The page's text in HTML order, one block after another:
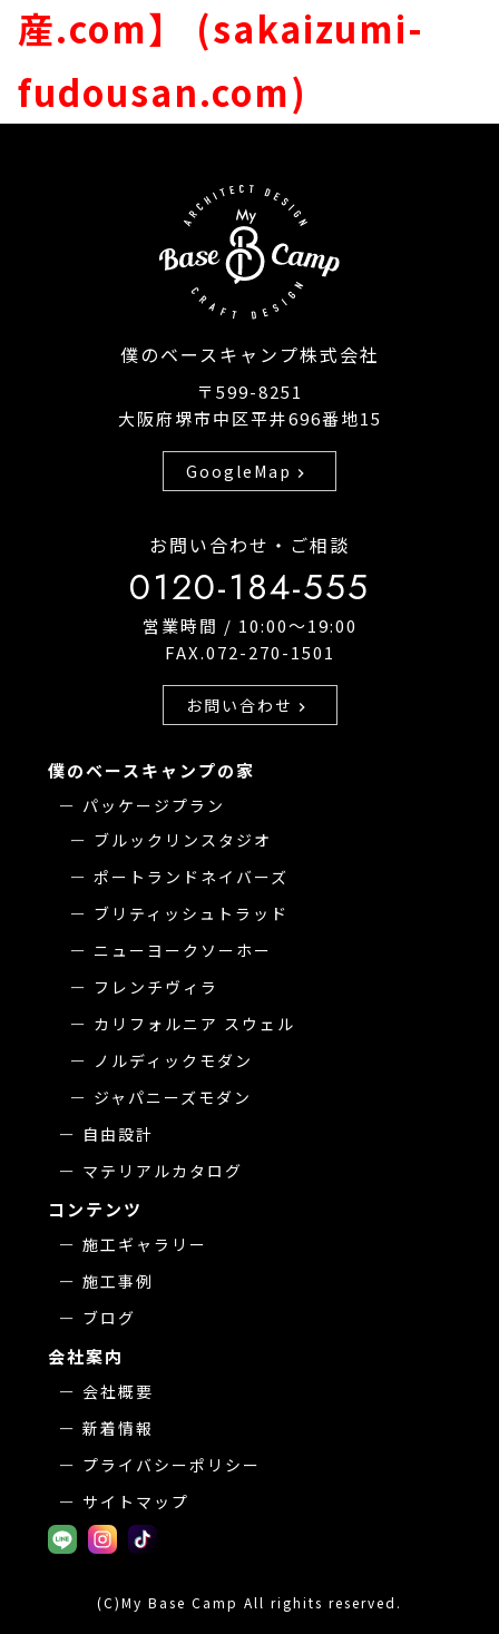
産.com】 (sakaizumi-
fudousan.com)
僕のベースキャンプ株式会社
〒599-8251
大阪府堺市中区平井696番地15
GoogleMap chevron_right
お問い合わせ・ご相談
0120-184-555
営業時間 / 10:00〜19:00
FAX.072-270-1501
お問い合わせ chevron_right
僕のベースキャンプの家
パッケージプラン
ブルックリンスタジオ
ポートランドネイバーズ
ブリティッシュトラッド
ニューヨークソーホー
フレンチヴィラ
カリフォルニア スウェル
ノルディックモダン
ジャパニーズモダン
自由設計
マテリアルカタログ
コンテンツ
施工ギャラリー
施工事例
ブログ
会社案内
会社概要
新着情報
プライバシーポリシー
サイトマップ
(C)My Base Camp All righits reserved.